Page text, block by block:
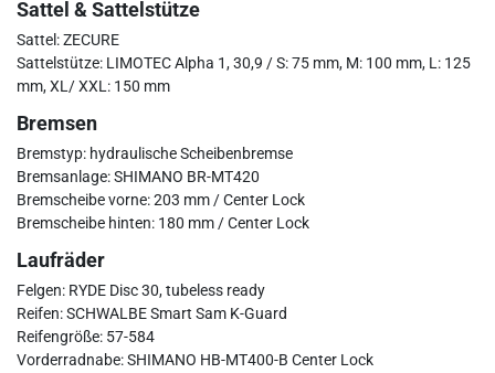
Sattel & Sattelstütze
Sattel: ZECURE
Sattelstütze: LIMOTEC Alpha 1, 30,9 / S: 75 mm, M: 100 mm, L: 125
mm, XL/ XXL: 150 mm
Bremsen
Bremstyp: hydraulische Scheibenbremse
Bremsanlage: SHIMANO BR-MT420
Bremscheibe vorne: 203 mm / Center Lock
Bremscheibe hinten: 180 mm / Center Lock
Laufräder
Felgen: RYDE Disc 30, tubeless ready
Reifen: SCHWALBE Smart Sam K-Guard
Reifengröße: 57-584
Vorderradnabe: SHIMANO HB-MT400-B Center Lock